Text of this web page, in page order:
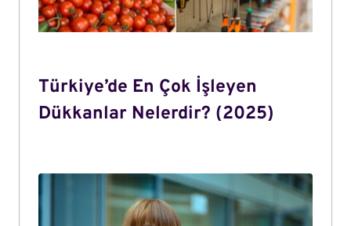
Türkiye’de En Çok İşleyen
Dükkanlar Nelerdir? (2025)